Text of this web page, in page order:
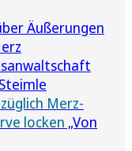
Äußerungen
Merz-
locken „Von